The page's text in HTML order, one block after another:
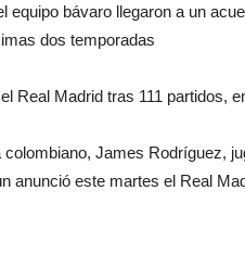
equipo bávaro llegaron a un
dos temporadas
Real Madrid tras 111 partidos,
James Rodríguez,
anunció este martes el Real